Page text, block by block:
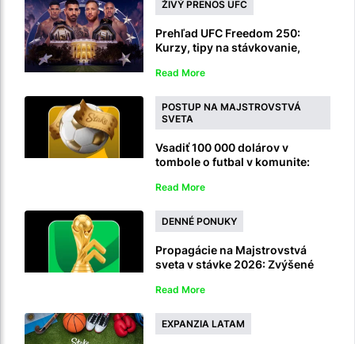
ŽIVÝ PRENOS UFC
Prehľad UFC Freedom 250:
Kurzy, tipy na stávkovanie,
Read More
POSTUP NA MAJSTROVSTVÁ
SVETA
Vsadiť 100 000 dolárov v
tombole o futbal v komunite:
Majstrovstvá sveta
Read More
DENNÉ PONUKY
Propagácie na Majstrovstvá
sveta v stávke 2026: Zvýšené
Výplata v 90. minúte
Read More
EXPANZIA LATAM